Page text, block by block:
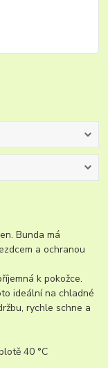
Bunda má
a ochranou
k pokožce.
ideální na chladné
rychle schne a
40 °C